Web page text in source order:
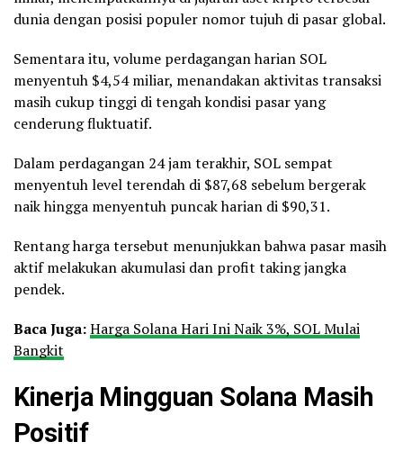
dunia dengan posisi populer nomor tujuh di pasar global.
Sementara itu, volume perdagangan harian SOL
menyentuh $4,54 miliar, menandakan aktivitas transaksi
masih cukup tinggi di tengah kondisi pasar yang
cenderung fluktuatif.
Dalam perdagangan 24 jam terakhir, SOL sempat
menyentuh level terendah di $87,68 sebelum bergerak
naik hingga menyentuh puncak harian di $90,31.
Rentang harga tersebut menunjukkan bahwa pasar masih
aktif melakukan akumulasi dan profit taking jangka
pendek.
Baca Juga:Harga Solana Hari Ini Naik 3%, SOL Mulai
Bangkit
Kinerja Mingguan Solana Masih
Positif